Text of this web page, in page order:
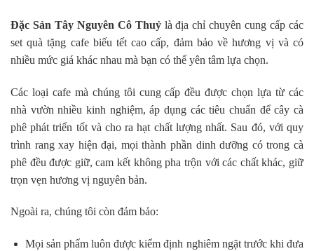
Đặc Sản Tây Nguyên Cô Thuỷ là địa chỉ chuyên cung cấp các
set quà tặng cafe biếu tết cao cấp, đảm bảo về hương vị và có
nhiều mức giá khác nhau mà bạn có thể yên tâm lựa chọn.
Các loại cafe mà chúng tôi cung cấp đều được chọn lựa từ các
nhà vườn nhiều kinh nghiệm, áp dụng các tiêu chuẩn để cây cà
phê phát triển tốt và cho ra hạt chất lượng nhất. Sau đó, với quy
trình rang xay hiện đại, mọi thành phần dinh dưỡng có trong cà
phê đều được giữ, cam kết không pha trộn với các chất khác, giữ
trọn vẹn hương vị nguyên bản.
Ngoài ra, chúng tôi còn đảm bảo:
Mọi sản phẩm luôn được kiểm định nghiêm ngặt trước khi đưa